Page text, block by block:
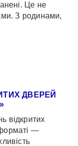
Це не
З родинами,
ДВЕРЕЙ
відкритих
—